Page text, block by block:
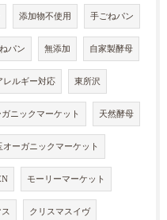
添加物不使用 手ごねパン
パン 無添加 自家製酵母
レルギー対応 東所沢
ガニックマーケット 天然酵母
オーガニックマーケット
モーリーマーケット
クリスマスイヴ